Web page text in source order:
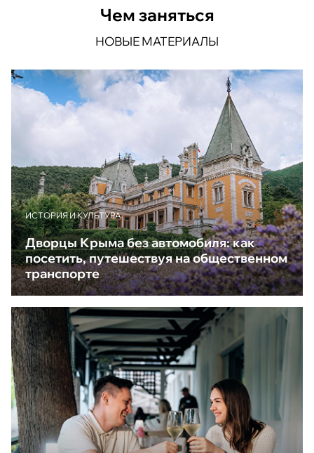
Чем заняться
НОВЫЕ МАТЕРИАЛЫ
ИСТОРИЯ И КУЛЬТУРА
Дворцы Крыма без автомобиля: как
посетить, путешествуя на общественном
транспорте